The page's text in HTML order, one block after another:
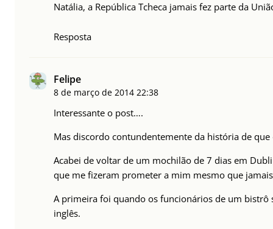
Natália, a República Tcheca jamais fez parte da
Resposta
Felipe
8 de março de 2014 22:38
Interessante o post….
Mas discordo contundentemente da história de que
Acabei de voltar de um mochilão de 7 dias em
que me fizeram prometer a mim mesmo que
A primeira foi quando os funcionários de um bistrô
inglês.